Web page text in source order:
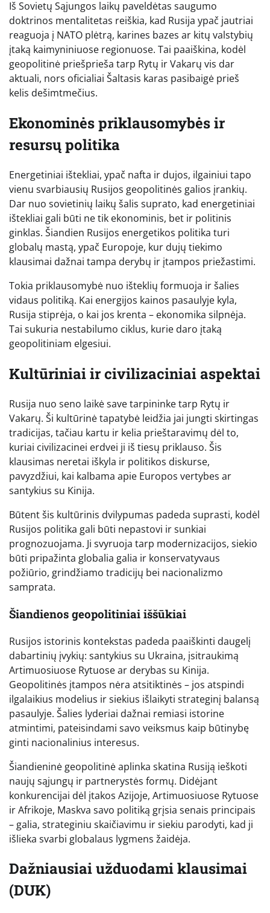
Iš Sovietų Sąjungos laikų paveldėtas saugumo
doktrinos mentalitetas reiškia, kad Rusija ypač jautriai
reaguoja į NATO plėtrą, karines bazes ar kitų valstybių
įtaką kaimyniniuose regionuose. Tai paaiškina, kodėl
geopolitinė priešprieša tarp Rytų ir Vakarų vis dar
aktuali, nors oficialiai Šaltasis karas pasibaigė prieš
kelis dešimtmečius.
Ekonominės priklausomybės ir
resursų politika
Energetiniai ištekliai, ypač nafta ir dujos, ilgainiui tapo
vienu svarbiausių Rusijos geopolitinės galios įrankių.
Dar nuo sovietinių laikų šalis suprato, kad energetiniai
ištekliai gali būti ne tik ekonominis, bet ir politinis
ginklas. Šiandien Rusijos energetikos politika turi
globalų mastą, ypač Europoje, kur dujų tiekimo
klausimai dažnai tampa derybų ir įtampos priežastimi.
Tokia priklausomybė nuo išteklių formuoja ir šalies
vidaus politiką. Kai energijos kainos pasaulyje kyla,
Rusija stiprėja, o kai jos krenta – ekonomika silpnėja.
Tai sukuria nestabilumo ciklus, kurie daro įtaką
geopolitiniam elgesiui.
Kultūriniai ir civilizaciniai aspektai
Rusija nuo seno laikė save tarpininke tarp Rytų ir
Vakarų. Ši kultūrinė tapatybė leidžia jai jungti skirtingas
tradicijas, tačiau kartu ir kelia prieštaravimų dėl to,
kuriai civilizacinei erdvei ji iš tiesų priklauso. Šis
klausimas neretai iškyla ir politikos diskurse,
pavyzdžiui, kai kalbama apie Europos vertybes ar
santykius su Kinija.
Būtent šis kultūrinis dvilypumas padeda suprasti, kodėl
Rusijos politika gali būti nepastovi ir sunkiai
prognozuojama. Ji svyruoja tarp modernizacijos, siekio
būti pripažinta globalia galia ir konservatyvaus
požiūrio, grindžiamo tradicijų bei nacionalizmo
samprata.
Šiandienos geopolitiniai iššūkiai
Rusijos istorinis kontekstas padeda paaiškinti daugelį
dabartinių įvykių: santykius su Ukraina, įsitraukimą
Artimuosiuose Rytuose ar derybas su Kinija.
Geopolitinės įtampos nėra atsitiktinės – jos atspindi
ilgalaikius modelius ir siekius išlaikyti strateginį balansą
pasaulyje. Šalies lyderiai dažnai remiasi istorine
atmintimi, pateisindami savo veiksmus kaip būtinybę
ginti nacionalinius interesus.
Šiandieninė geopolitinė aplinka skatina Rusiją ieškoti
naujų sąjungų ir partnerystės formų. Didėjant
konkurencijai dėl įtakos Azijoje, Artimuosiuose Rytuose
ir Afrikoje, Maskva savo politiką grįsia senais principais
– galia, strateginiu skaičiavimu ir siekiu parodyti, kad ji
išlieka svarbi globalaus lygmens žaidėja.
Dažniausiai užduodami klausimai
(DUK)